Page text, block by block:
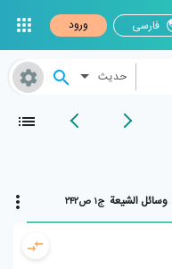
فارسی ورود
حدیث
وسائل الشیعة ج۱ ص۲۴۲